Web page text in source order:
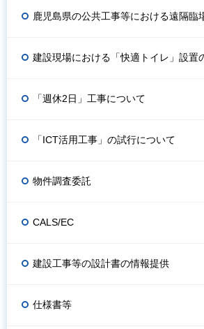
鹿児島県の公共工事等における遠隔臨
建設現場における「快適トイレ」設置
「週休2日」工事について
「ICT活用工事」の試行について
物件調査委託
CALS/EC
建設工事等の設計書の情報提供
仕様書等